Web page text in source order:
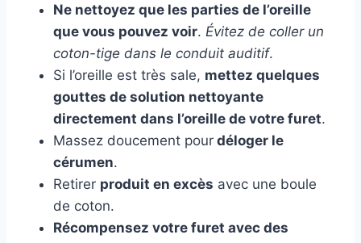
Ne nettoyez que les parties de l’oreille
que vous pouvez voir. Évitez de coller un
coton-tige dans le conduit auditif.
Si l’oreille est très sale, mettez quelques
gouttes de solution nettoyante
directement dans l’oreille de votre furet.
Massez doucement pour déloger le
cérumen.
Retirer produit en excès avec une boule
de coton.
Récompensez votre furet avec des